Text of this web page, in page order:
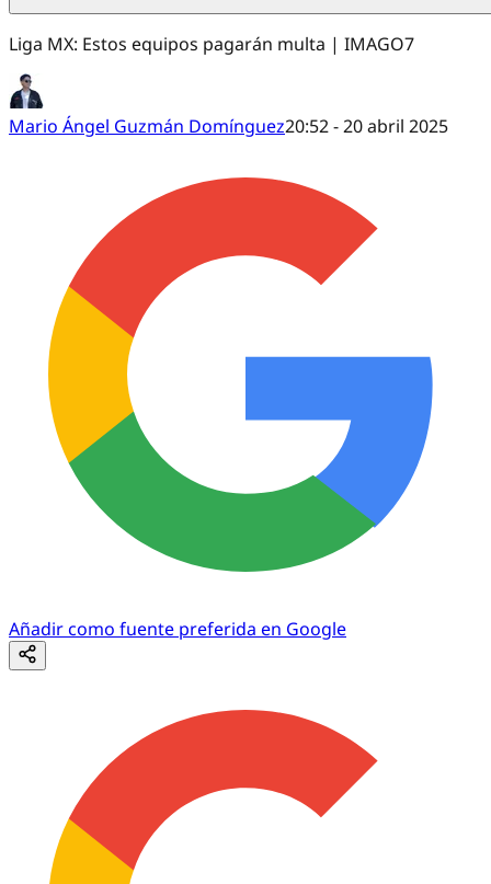
Liga MX: Estos equipos pagarán multa | IMAGO7
Mario Ángel Guzmán Domínguez20:52 - 20 abril 2025
Añadir como fuente preferida en Google